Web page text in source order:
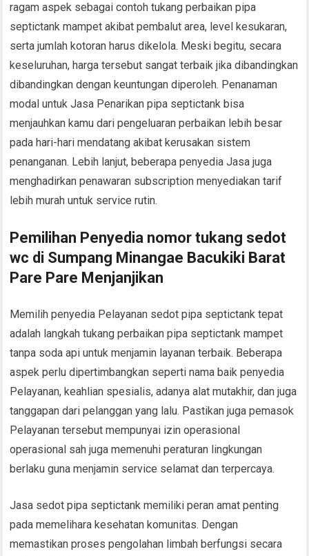
ragam aspek sebagai contoh tukang perbaikan pipa
septictank mampet akibat pembalut area, level kesukaran,
serta jumlah kotoran harus dikelola. Meski begitu, secara
keseluruhan, harga tersebut sangat terbaik jika dibandingkan
dibandingkan dengan keuntungan diperoleh. Penanaman
modal untuk Jasa Penarikan pipa septictank bisa
menjauhkan kamu dari pengeluaran perbaikan lebih besar
pada hari-hari mendatang akibat kerusakan sistem
penanganan. Lebih lanjut, beberapa penyedia Jasa juga
menghadirkan penawaran subscription menyediakan tarif
lebih murah untuk service rutin.
Pemilihan Penyedia nomor tukang sedot
wc di Sumpang Minangae Bacukiki Barat
Pare Pare Menjanjikan
Memilih penyedia Pelayanan sedot pipa septictank tepat
adalah langkah tukang perbaikan pipa septictank mampet
tanpa soda api untuk menjamin layanan terbaik. Beberapa
aspek perlu dipertimbangkan seperti nama baik penyedia
Pelayanan, keahlian spesialis, adanya alat mutakhir, dan juga
tanggapan dari pelanggan yang lalu. Pastikan juga pemasok
Pelayanan tersebut mempunyai izin operasional
operasional sah juga memenuhi peraturan lingkungan
berlaku guna menjamin service selamat dan terpercaya.
Jasa sedot pipa septictank memiliki peran amat penting
pada memelihara kesehatan komunitas. Dengan
memastikan proses pengolahan limbah berfungsi secara